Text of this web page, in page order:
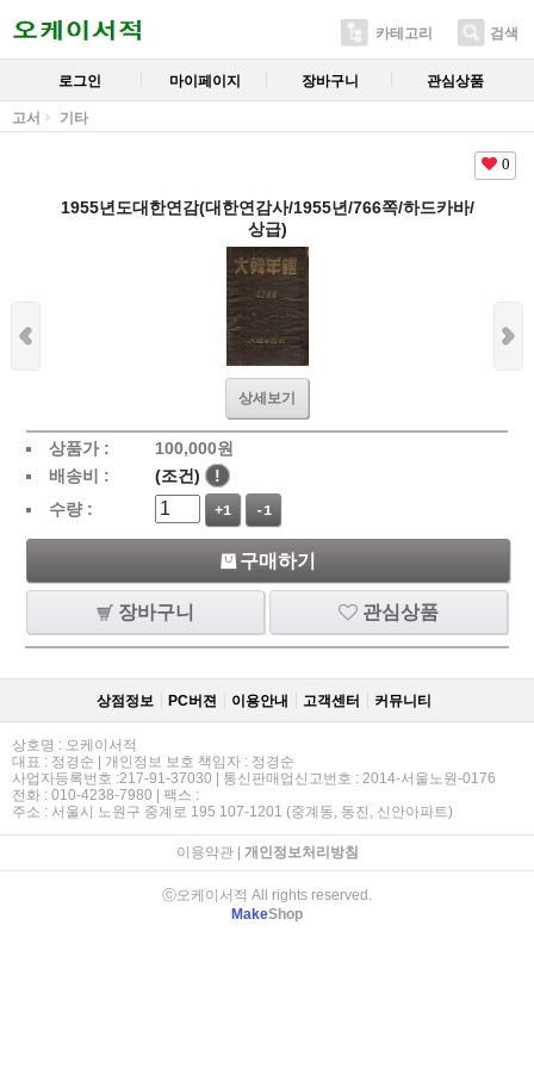
카테고리 검색
로그인 마이페이지 장바구니 관심상품
고서 기타
0
1955년도대한연감(대한연감사/1955년/766쪽/하드카바/
상급)
상세보기
상품가 : 100,000원
배송비 :
(조건)
!
수량 :
+1 -1
구매하기
장바구니 관심상품
상점정보 PC버젼 이용안내 고객센터 커뮤니티
상호명 : 오케이서적
대표 : 정경순 | 개인정보 보호 책임자 : 정경순
사업자등록번호 :217-91-37030 | 통신판매업신고번호 : 2014-서울노원-0176
전화 : 010-4238-7980 | 팩스 :
주소 : 서울시 노원구 중계로 195 107-1201 (중계동, 동진, 신안아파트)
이용약관| 개인정보처리방침
ⓒ오케이서적 All rights reserved.
MakeShop